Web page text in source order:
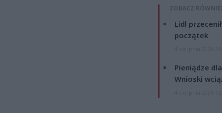
ZOBACZ
Lidl
początek
Pieniądze
Wnioski